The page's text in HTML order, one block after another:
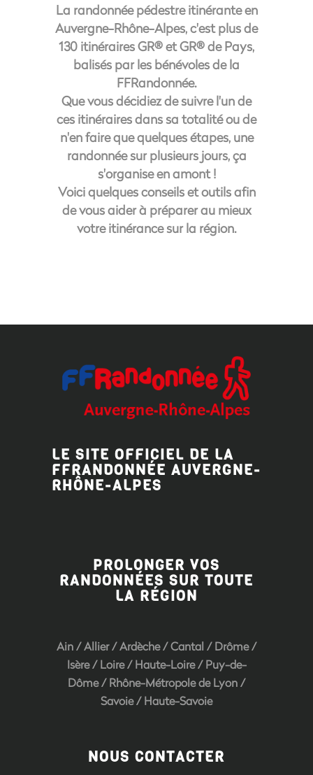
La randonnée pédestre itinérante en
Auvergne-Rhône-Alpes, c'est plus de
130 itinéraires GR® et GR® de Pays,
balisés par les bénévoles de la
FFRandonnée.
Que vous décidiez de suivre l'un de
ces itinéraires dans sa totalité ou de
n'en faire que quelques étapes, une
randonnée sur plusieurs jours, ça
s'organise en amont !
Voici quelques conseils et outils afin
de vous aider à préparer au mieux
votre itinérance sur la région.
LE SITE OFFICIEL DE LA
FFRANDONNÉE AUVERGNE-
RHÔNE-ALPES
PROLONGER VOS
RANDONNÉES SUR TOUTE
LA RÉGION
Ain/Allier/Ardèche/Cantal /Drôme/
Isère/Loire/Haute-Loire/Puy-de-
Dôme/Rhône-Métropole de Lyon/
Savoie/Haute-Savoie
NOUS CONTACTER